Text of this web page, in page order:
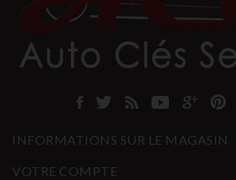
INFORMATIONS SUR LE MAGASIN
VOTRE COMPTE